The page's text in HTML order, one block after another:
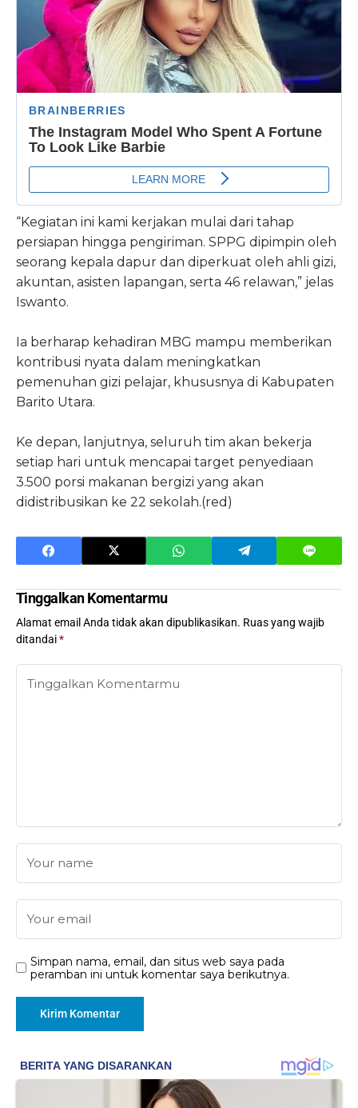
“Kegiatan ini kami kerjakan mulai dari tahap
persiapan hingga pengiriman. SPPG dipimpin oleh
seorang kepala dapur dan diperkuat oleh ahli gizi,
akuntan, asisten lapangan, serta 46 relawan,” jelas
Iswanto.
Ia berharap kehadiran MBG mampu memberikan
kontribusi nyata dalam meningkatkan
pemenuhan gizi pelajar, khususnya di Kabupaten
Barito Utara.
Ke depan, lanjutnya, seluruh tim akan bekerja
setiap hari untuk mencapai target penyediaan
3.500 porsi makanan bergizi yang akan
didistribusikan ke 22 sekolah.(red)
Tinggalkan Komentarmu
Alamat email Anda tidak akan dipublikasikan. Ruas yang wajib
ditandai*
Simpan nama, email, dan situs web saya pada
peramban ini untuk komentar saya berikutnya.